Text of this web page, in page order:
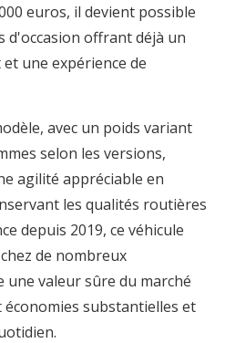
euros, il devient possible
d'occasion offrant déjà un
une expérience de
avec un poids variant
selon les versions,
agilité appréciable en
les qualités routières
depuis 2019, ce véhicule
de nombreux
valeur sûre du marché
substantielles et